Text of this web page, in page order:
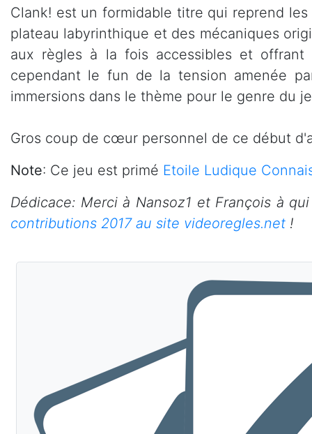
Clank! est un formidable titre qui reprend
plateau labyrinthique et des mécaniques
aux règles à la fois accessibles et offrant
cependant le fun de la tension amenée
immersions dans le thème pour le genre du
Gros coup de cœur personnel de ce début
Note: Ce jeu est primé Etoile Ludique
Dédicace: Merci à Nansoz1 et François à
contributions 2017 au site videoregles.net !